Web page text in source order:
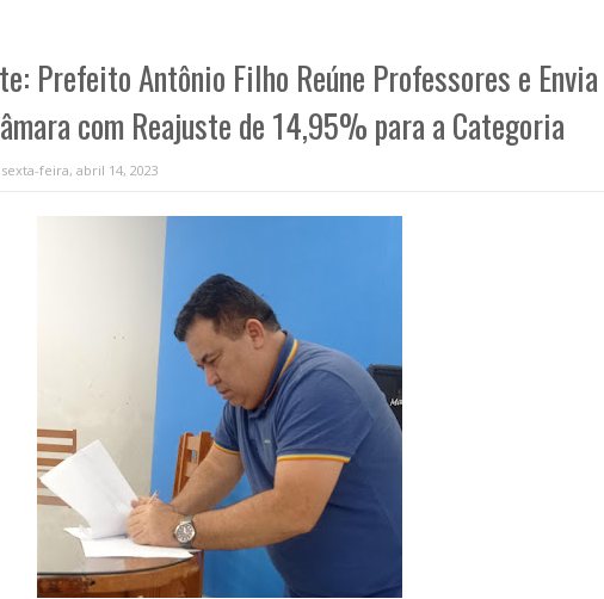
Prefeito Antônio Filho Reúne Professores e Envia
com Reajuste de 14,95% para a Categoria
sexta-feira, abril 14, 2023